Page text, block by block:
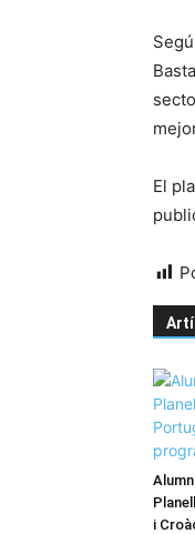
El
i